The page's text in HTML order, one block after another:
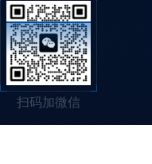
扫码加微信